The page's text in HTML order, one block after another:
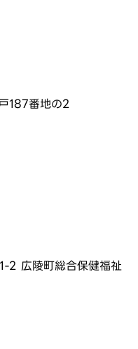
187番地の2
2 広陵町総合保健福祉